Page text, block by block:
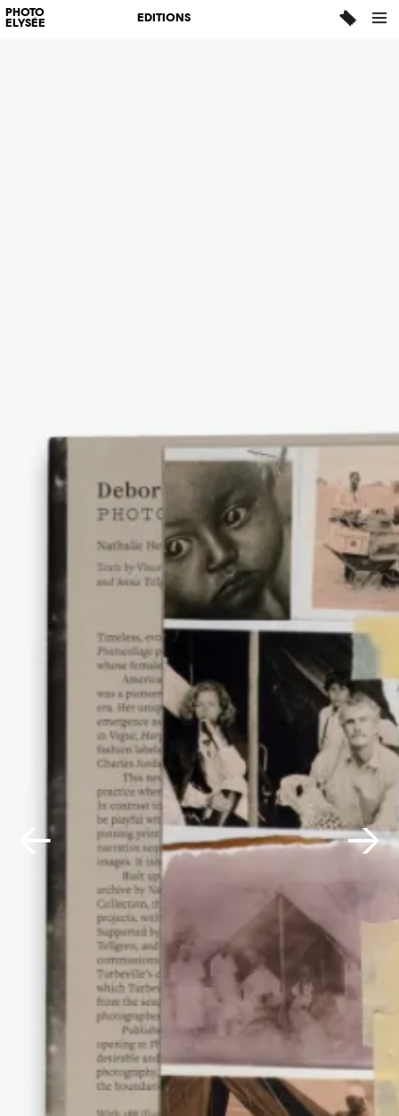
PHOTO
ELYSÉE
EDITIONS